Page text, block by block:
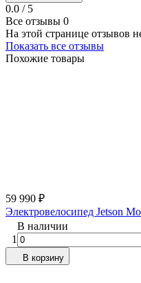
0.0 / 5
Все отзывы 0
На этой странице отзывов
Показать все отзывы
Похожие товары
59 990 ₽
Электровелосипед Jetson
В наличии
1
В корзину